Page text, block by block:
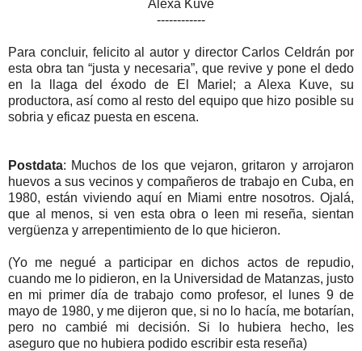
Alexa Kuve
------------
Para concluir, felicito al autor y director Carlos Celdrán por
esta obra tan “justa y necesaria”, que revive y pone el dedo
en la llaga del éxodo de El Mariel; a Alexa Kuve, su
productora, así como al resto del equipo que hizo posible su
sobria y eficaz puesta en escena.
Postdata: Muchos de los que vejaron, gritaron y arrojaron
huevos a sus vecinos y compañeros de trabajo en Cuba, en
1980, están viviendo aquí en Miami entre nosotros. Ojalá,
que al menos, si ven esta obra o leen mi reseña, sientan
vergüenza y arrepentimiento de lo que hicieron.
(Yo me negué a participar en dichos actos de repudio,
cuando me lo pidieron, en la Universidad de Matanzas, justo
en mi primer día de trabajo como profesor, el lunes 9 de
mayo de 1980, y me dijeron que, si no lo hacía, me botarían,
pero no cambié mi decisión. Si lo hubiera hecho, les
aseguro que no hubiera podido escribir esta reseña)